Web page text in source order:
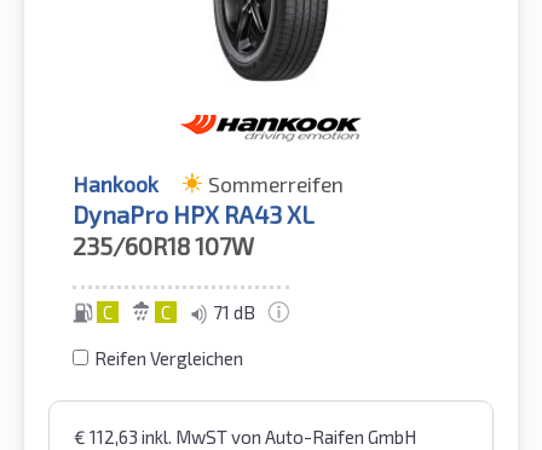
Hankook Sommerreifen
DynaPro HPX RA43 XL
235/60R18107W
C C 71 dB
Reifen Vergleichen
€ 112,63 inkl. MwSTvon Auto-Raifen GmbH